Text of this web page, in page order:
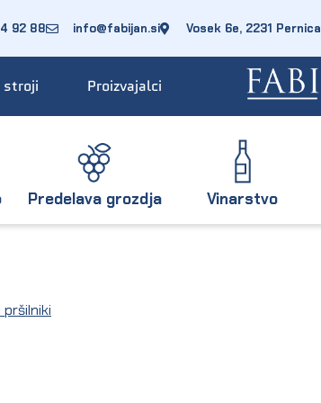
92 88 info@fabijan.si Vosek 6e, 2231 Pernica
stroji Proizvajalci
Predelava grozdja Vinarstvo
pršilniki